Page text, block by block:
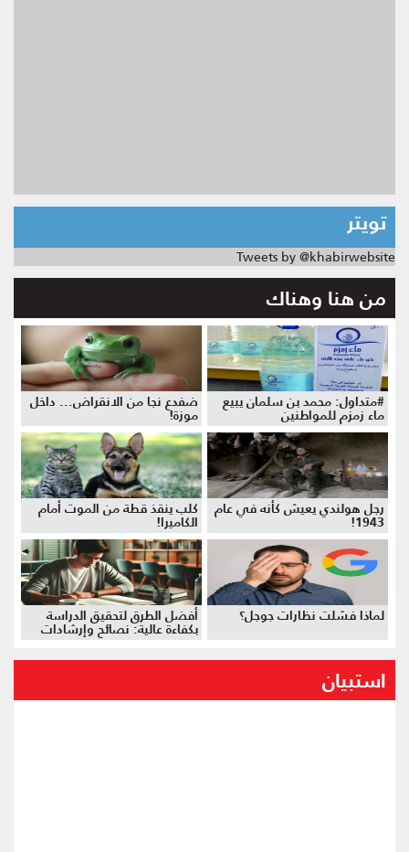
تويتر
Tweets by @khabirwebsite
من هنا وهناك
#متداول: محمد بن سلمان يبيع
ماء زمزم للمواطنين
ضفدع نجا من الانقراض... داخل
موزة!
رجل هولندي يعيش كأنه في عام
1943!
كلب ينقذ قطة من الموت أمام
الكاميرا!
لماذا فشلت نظارات جوجل؟ أفضل الطرق لتحقيق الدراسة
بكفاءة عالية: نصائح وإرشادات
استبيان